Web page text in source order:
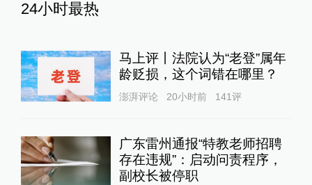
24小时最热
马上评丨法院认为“老登”属年
龄贬损，这个词错在哪里？
澎湃评论 20小时前 141评
广东雷州通报“特教老师招聘
存在违规”：启动问责程序，
副校长被停职